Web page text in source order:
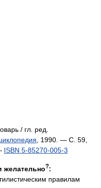
/ гл. ред.
, 1990. — С. 59,
ISBN 5-85270-005-3
желательно?:
правилам